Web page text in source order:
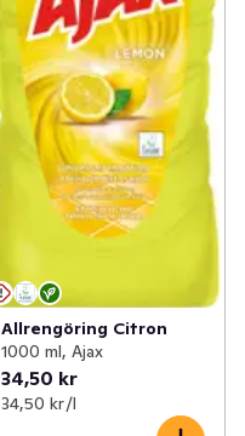
Allrengöring Citron
1000 ml, Ajax
34,50 kr
34,50 kr /l